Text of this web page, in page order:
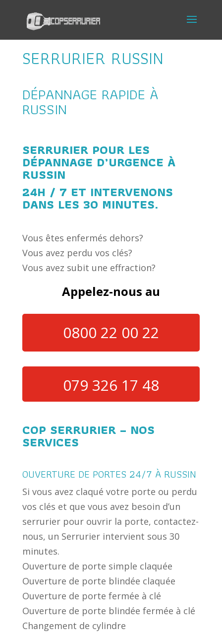
SERRURIER RUSSIN
DÉPANNAGE RAPIDE À
RUSSIN
SERRURIER POUR LES
DÉPANNAGE D’URGENCE À
RUSSIN
24H / 7 ET INTERVENONS
DANS LES 30 MINUTES.
Vous êtes enfermés dehors?
Vous avez perdu vos clés?
Vous avez subit une effraction?
Appelez-nous au
0800 22 00 22
079 326 17 48
COP SERRURIER – NOS
SERVICES
OUVERTURE DE PORTES 24/7 À RUSSIN
Si vous avez claqué votre porte ou perdu
vos clés et que vous avez besoin d’un
serrurier pour ouvrir la porte, contactez-
nous, un Serrurier intervient sous 30
minutes.
Ouverture de porte simple claquée
Ouverture de porte blindée claquée
Ouverture de porte fermée à clé
Ouverture de porte blindée fermée à clé
Changement de cylindre